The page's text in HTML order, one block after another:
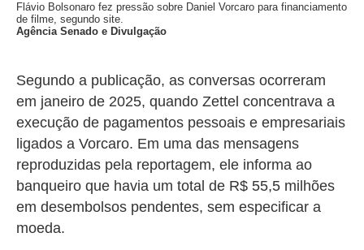
Flávio Bolsonaro fez pressão sobre Daniel Vorcaro para financiamento
de filme, segundo site.
Agência Senado e Divulgação
Segundo a publicação, as conversas ocorreram
em janeiro de 2025, quando Zettel concentrava a
execução de pagamentos pessoais e empresariais
ligados a Vorcaro. Em uma das mensagens
reproduzidas pela reportagem, ele informa ao
banqueiro que havia um total de R$ 55,5 milhões
em desembolsos pendentes, sem especificar a
moeda.